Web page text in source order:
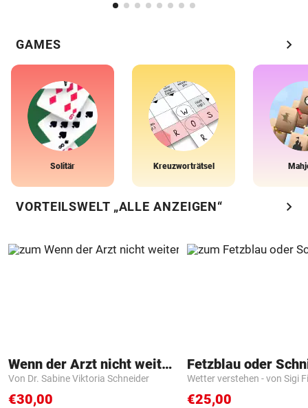
GAMES chevron_right
Solitär Kreuzworträtsel
VORTEILSWELT „ALLE ANZEIGEN“ chevron_right
Wenn der Arzt nicht weiter weiß
Von Dr. Sabine Viktoria Schneider
€30,00
Fetzblau oder
Wetter verstehen - von Sigi
€25,00